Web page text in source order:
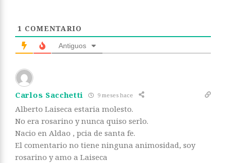
1 COMENTARIO
Antiguos
Carlos Sacchetti 9 meses hace
Alberto Laiseca estaria molesto.
No era rosarino y nunca quiso serlo.
Nacio en Aldao , pcia de santa fe.
El comentario no tiene ninguna animosidad, soy
rosarino y amo a Laiseca